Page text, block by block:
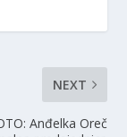
NEXT
Anđelka Oreč